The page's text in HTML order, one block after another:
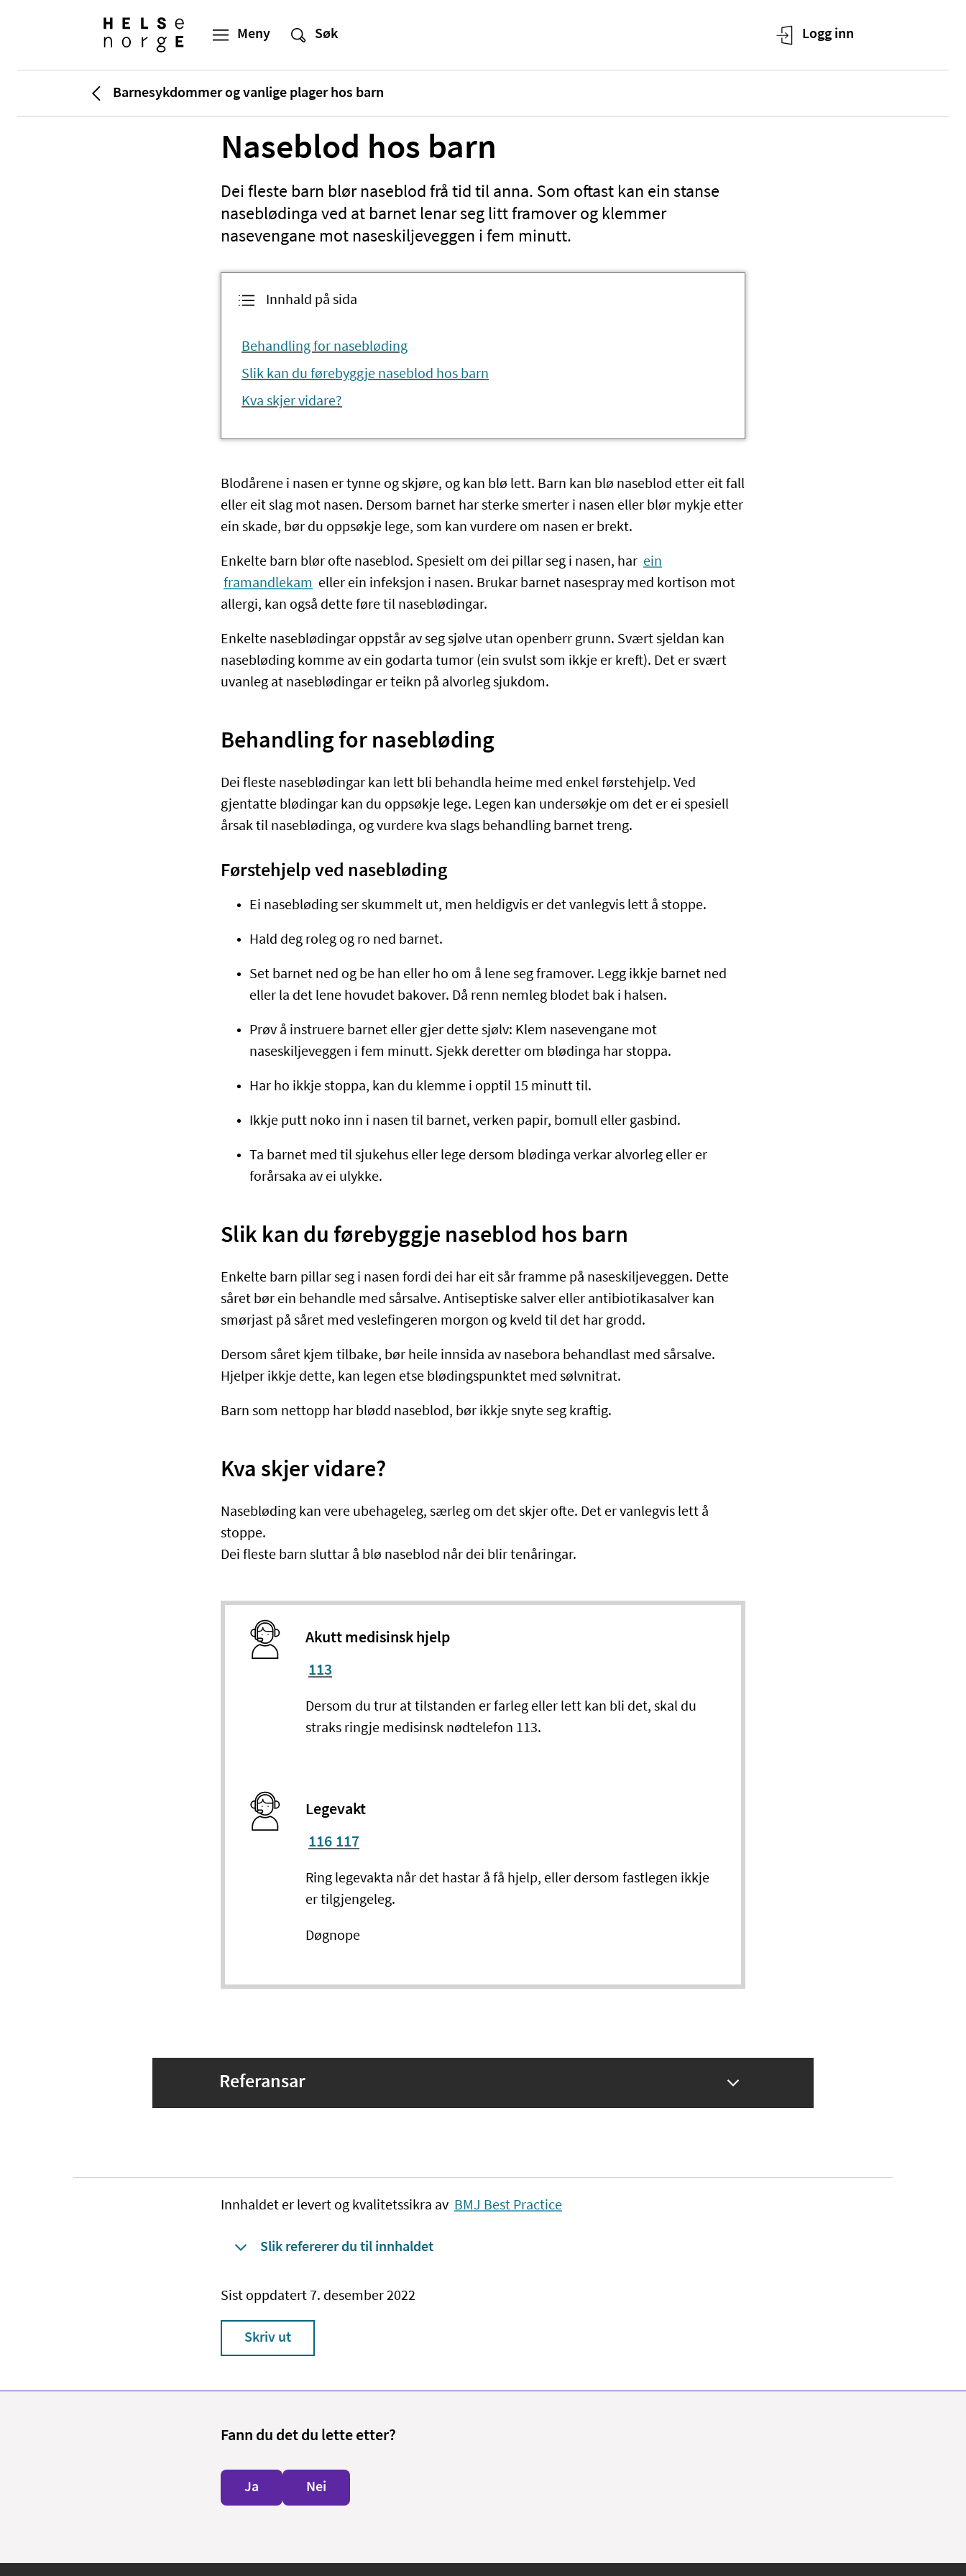
Barnesykdommer og vanlige plager hos barn
Naseblod hos barn
Dei fleste barn blør naseblod frå tid til anna. Som oftast kan ein stanse
naseblødinga ved at barnet lenar seg litt framover og klemmer
nasevengane mot naseskiljeveggen i fem minutt.
Innhald på sida
Behandling for nasebløding
Slik kan du førebyggje naseblod hos barn
Kva skjer vidare?
Blodårene i nasen er tynne og skjøre, og kan blø lett. Barn kan blø naseblod etter eit fall
eller eit slag mot nasen. Dersom barnet har sterke smerter i nasen eller blør mykje etter
ein skade, bør du oppsøkje lege, som kan vurdere om nasen er brekt.
Enkelte barn blør ofte naseblod. Spesielt om dei pillar seg i nasen, har ein
framandlekam eller ein infeksjon i nasen. Brukar barnet nasespray med kortison mot
allergi, kan også dette føre til naseblødingar.
Enkelte naseblødingar oppstår av seg sjølve utan openberr grunn. Svært sjeldan kan
nasebløding komme av ein godarta tumor (ein svulst som ikkje er kreft). Det er svært
uvanleg at naseblødingar er teikn på alvorleg sjukdom.
Behandling for nasebløding
Dei fleste naseblødingar kan lett bli behandla heime med enkel førstehjelp. Ved
gjentatte blødingar kan du oppsøkje lege. Legen kan undersøkje om det er ei spesiell
årsak til naseblødinga, og vurdere kva slags behandling barnet treng.
Førstehjelp ved nasebløding
Ei nasebløding ser skummelt ut, men heldigvis er det vanlegvis lett å stoppe.
Hald deg roleg og ro ned barnet.
Set barnet ned og be han eller ho om å lene seg framover. Legg ikkje barnet ned
eller la det lene hovudet bakover. Då renn nemleg blodet bak i halsen.
Prøv å instruere barnet eller gjer dette sjølv: Klem nasevengane mot
naseskiljeveggen i fem minutt. Sjekk deretter om blødinga har stoppa.
Har ho ikkje stoppa, kan du klemme i opptil 15 minutt til.
Ikkje putt noko inn i nasen til barnet, verken papir, bomull eller gasbind.
Ta barnet med til sjukehus eller lege dersom blødinga verkar alvorleg eller er
forårsaka av ei ulykke.
Slik kan du førebyggje naseblod hos barn
Enkelte barn pillar seg i nasen fordi dei har eit sår framme på naseskiljeveggen. Dette
såret bør ein behandle med sårsalve. Antiseptiske salver eller antibiotikasalver kan
smørjast på såret med veslefingeren morgon og kveld til det har grodd.
Dersom såret kjem tilbake, bør heile innsida av nasebora behandlast med sårsalve.
Hjelper ikkje dette, kan legen etse blødingspunktet med sølvnitrat.
Barn som nettopp har blødd naseblod, bør ikkje snyte seg kraftig.
Kva skjer vidare?
Nasebløding kan vere ubehageleg, særleg om det skjer ofte. Det er vanlegvis lett å
stoppe.
Dei fleste barn sluttar å blø naseblod når dei blir tenåringar.
Akutt medisinsk hjelp
113
Dersom du trur at tilstanden er farleg eller lett kan bli det, skal du
straks ringje medisinsk nødtelefon 113.
Legevakt
116 117
Ring legevakta når det hastar å få hjelp, eller dersom fastlegen ikkje
er tilgjengeleg.
Døgnope
Referansar
Innhaldet er levert og kvalitetssikra av BMJ Best Practice
Slik refererer du til innhaldet
Sist oppdatert 7. desember 2022
Skriv ut
Fann du det du lette etter?
Ja Nei